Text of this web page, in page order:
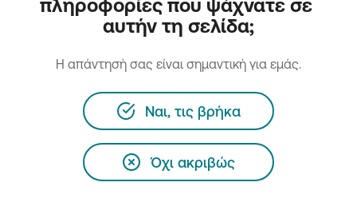
πληροφορίες που ψάχνατε σε
αυτήν τη σελίδα;
H απάντησή σας είναι σημαντική για εμάς.
Ναι, τις βρήκα
Όχι ακριβώς